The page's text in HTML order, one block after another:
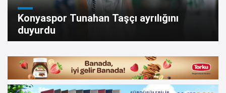
Konyaspor Tunahan Taşçı ayrılığını
duyurdu